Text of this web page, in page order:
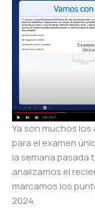
Ya son muchos
para el examen
la semana pasada
analizamos el
marcamos los
2024.